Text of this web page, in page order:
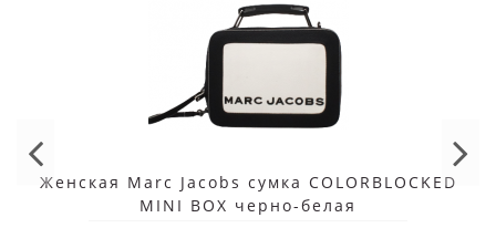
Женская Marc Jacobs сумка COLORBLOCKED
MINI BOX черно-белая